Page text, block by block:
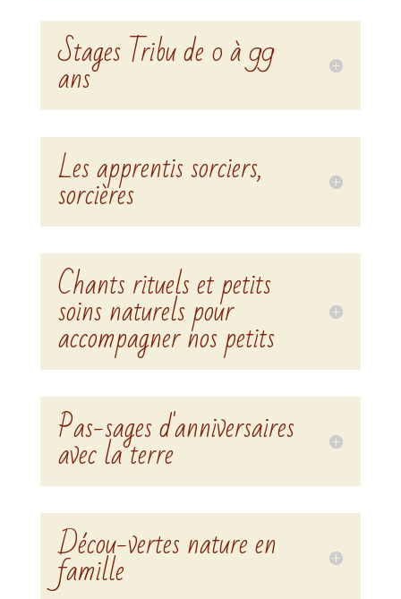
Stages Tribu de 0 à 99
ans
Les apprentis sorciers,
sorcières
Chants rituels et petits
soins naturels pour
accompagner nos petits
Pas-sages d'anniversaires
avec la terre
Décou-vertes nature en
famille